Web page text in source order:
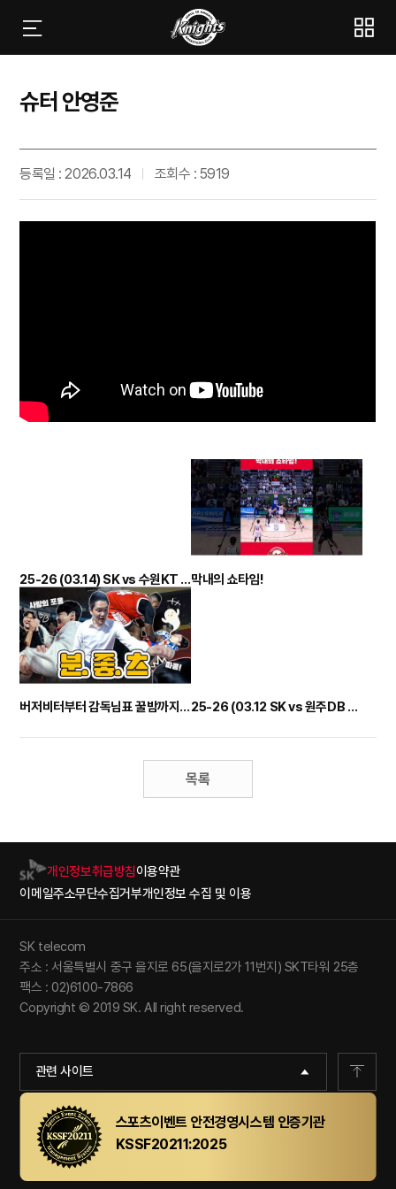
슈터 안영준
등록일 : 2026.03.14 조회수 : 5919
25-26 (03.14) SK vs 수원KT 정규리그 하이라이트막내의 쇼타임!
버저비터부터 감독님표 꿀밤까지?? 분위기 좋은 나이츠 / vs DB 비하인드 25-26 (03.12 SK vs 원주DB 정규리그 하이라이트
목록
개인정보취급방침이용약관
이메일주소무단수집거부개인정보 수집 및 이용
관련 사이트
SK telecom
주소 : 서울특별시 중구 을지로 65(을지로2가 11번지) SKT타워 25층
팩스 : 02)6100-7866
Copyright © 2019 SK. All right reserved.
스포츠이벤트 안전경영시스템 인증기관
KSSF20211:2025